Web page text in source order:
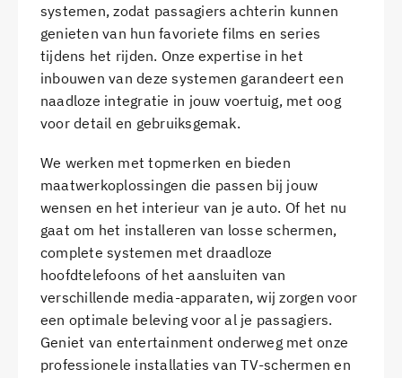
systemen, zodat passagiers achterin kunnen
genieten van hun favoriete films en series
tijdens het rijden. Onze expertise in het
inbouwen van deze systemen garandeert een
naadloze integratie in jouw voertuig, met oog
voor detail en gebruiksgemak.
We werken met topmerken en bieden
maatwerkoplossingen die passen bij jouw
wensen en het interieur van je auto. Of het nu
gaat om het installeren van losse schermen,
complete systemen met draadloze
hoofdtelefoons of het aansluiten van
verschillende media-apparaten, wij zorgen voor
een optimale beleving voor al je passagiers.
Geniet van entertainment onderweg met onze
professionele installaties van TV-schermen en